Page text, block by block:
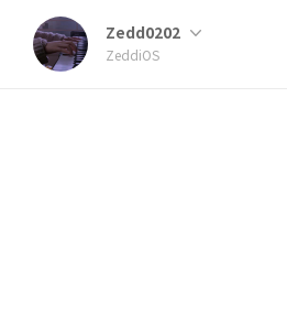
Zedd0202
ZeddiOS